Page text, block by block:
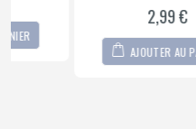
AJOUTER AU PANIER